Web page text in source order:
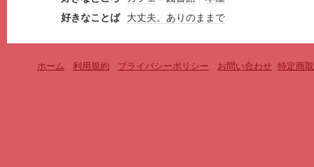
好きなことば
大丈夫。ありのままで
ホーム - 利用規約 - プライバシーポリシー - お問い合わせ- 特定商